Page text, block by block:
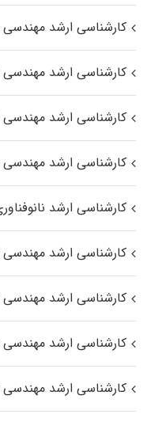
کارشناسی ارشد
کارشناسی ارشد
کارشناسی ارشد مهندسی
کارشناسی ارشد
کارشناسی ارشد
کارشناسی ارشد مهندسی
کارشناسی ارشد مهندسی
کارشناسی ارشد
کارشناسی ارشد مهندسی